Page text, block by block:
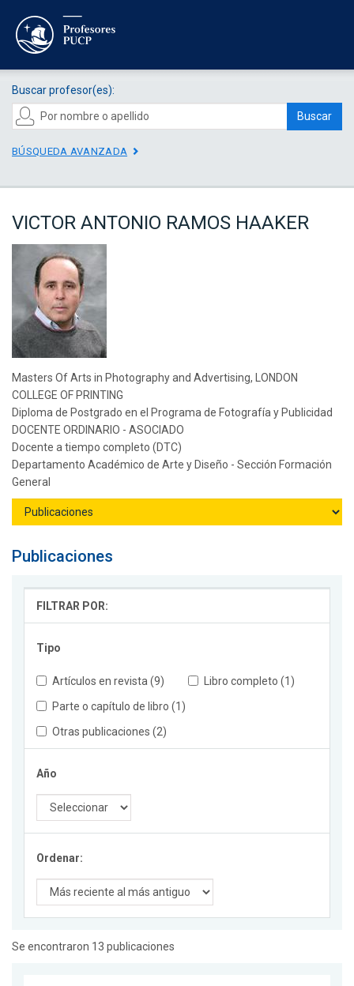
Buscar profesor(es):
Buscar
BÚSQUEDA AVANZADA
VICTOR ANTONIO RAMOS HAAKER
Masters Of Arts in Photography and Advertising, LONDON
COLLEGE OF PRINTING
Diploma de Postgrado en el Programa de Fotografía y Publicidad
DOCENTE ORDINARIO - ASOCIADO
Docente a tiempo completo (DTC)
Departamento Académico de Arte y Diseño - Sección Formación
General
Publicaciones
FILTRAR POR:
Tipo
Artículos en revista (9)
Libro completo (1)
Parte o capítulo de libro (1)
Otras publicaciones (2)
Año
Ordenar:
Se encontraron 13 publicaciones